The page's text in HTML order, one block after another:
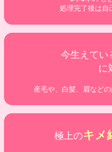
処理完了後は自
今生えてい
に
産毛や、白髪、眉など
極上のキメ